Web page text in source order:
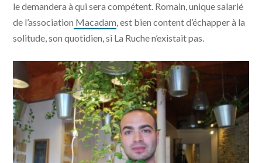
le demandera à qui sera compétent. Romain, unique salarié
de l’association Macadam, est bien content d’échapper à la
solitude, son quotidien, si La Ruche n’existait pas.